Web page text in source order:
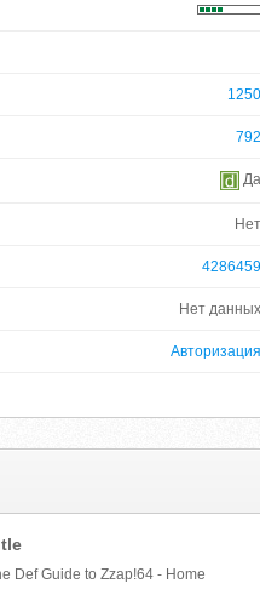
1250
792
Да
Нет
4286459
Нет данных
Авторизация
Def Guide to Zzap!64 - Home